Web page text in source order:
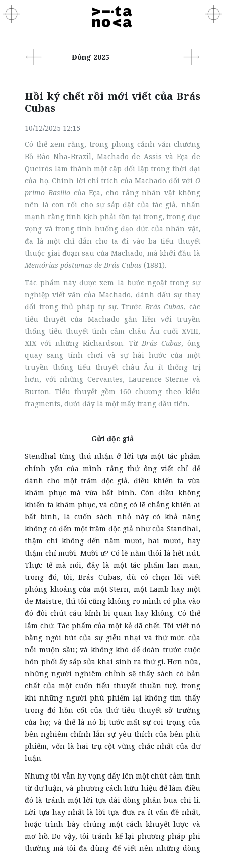
Đông 2025
Hồi ký chết rồi mới viết của Brás
Cubas
10/12/2025 12:15
Có thể xem rằng, trong phong cảnh văn chương
Bồ Đào Nha-Brazil, Machado de Assis và Eça de
Queirós làm thành một cặp đối lập trong thời đại
của họ. Chính lời chỉ trích của Machado đối với O
primo Basílio của Eça, cho rằng nhân vật không
nên là con rối cho sự sắp đặt của tác giả, nhấn
mạnh rằng tính kịch phải tồn tại trong, trong dục
vọng và trong tình huống đạo đức của nhân vật,
đã là một chỉ dẫn cho ta đi vào ba tiểu thuyết
thuộc giai đoạn sau của Machado, mà khởi đầu là
Memórias póstumas de Brás Cubas (1881).
Tác phẩm này được xem là bước ngoặt trong sự
nghiệp viết văn của Machado, đánh dấu sự thay
đổi trong thủ pháp tự sự. Trước Brás Cubas, các
tiểu thuyết của Machado gắn liền với truyền
thống tiểu thuyết tình cảm châu Âu cuối XVIII,
XIX với những Richardson. Từ Brás Cubas, ông
quay sang tính chơi và sự hài hước của một
truyền thống tiểu thuyết châu Âu ít thống trị
hơn, với những Cervantes, Laurence Sterne và
Burton. Tiểu thuyết gồm 160 chương theo kiểu
fragments, dưới đây là một mấy trang đầu tiên.
Gửi độc giả
Stendhal từng thú nhận ở lời tựa một tác phẩm
chính yếu của mình rằng thứ ông viết chỉ để
dành cho một trăm độc giả, điều khiến ta vừa
khâm phục mà vừa bất bình. Còn điều không
khiến ta khâm phục, và cũng có lẽ chẳng khiến ai
bất bình, là cuốn sách nhỏ này có khả năng
không có đến một trăm độc giả như của Standhal,
thậm chí không đến năm mươi, hai mươi, hay
thậm chí mười. Mười ư? Có lẽ năm thôi là hết nút.
Thực tế mà nói, đây là một tác phẩm lan man,
trong đó, tôi, Brás Cubas, dù có chọn lối viết
phóng khoáng của một Stern, một Lamb hay một
de Maistre, thì tôi cũng không rõ mình có pha vào
đó đôi chút cáu kỉnh bi quan hay không. Có thể
lắm chứ. Tác phẩm của một kẻ đã chết. Tôi viết nó
bằng ngòi bút của sự giễu nhại và thứ mức của
nỗi muộn sầu; và không khó để đoán trước cuộc
hôn phối ấy sắp sửa khai sinh ra thứ gì. Hơn nữa,
những người nghiêm chỉnh sẽ thấy sách có bản
chất của một cuốn tiểu thuyết thuần tuý, trong
khi những người phù phiếm lại không tìm thấy
trong đó hồn cốt của thứ tiểu thuyết sở trường
của họ; và thế là nó bị tước mất sự coi trọng của
bên nghiêm chỉnh lẫn sự yêu thích của bên phù
phiếm, vốn là hai trụ cột vững chắc nhất của dư
luận.
Nhưng tôi vẫn hy vọng dấy lên một chút cảm tình
từ dư luận, và phương cách hữu hiệu để làm điều
đó là tránh một lời tựa dài dòng phân bua chi li.
Lời tựa hay nhất là lời tựa đưa ra ít vấn đề nhất,
hoặc trình bày chúng một cách khuyết lược và
mơ hồ. Do vậy, tôi tránh kể lại phương pháp phi
thường mà tôi đã dùng để viết nên những dòng